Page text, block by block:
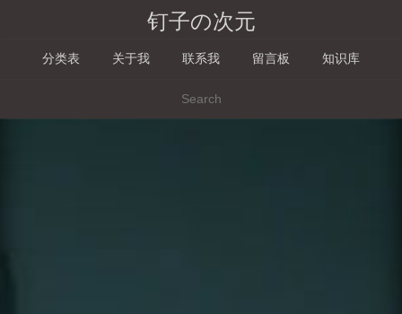
钉子の次元
分类表 关于我 联系我 留言板 知识库